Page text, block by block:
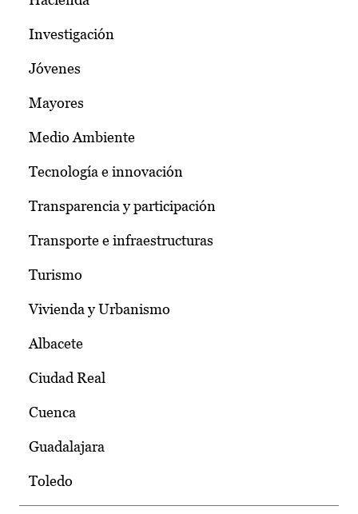
Investigación
Jóvenes
Mayores
Medio Ambiente
Tecnología e innovación
Transparencia y participación
Transporte e infraestructuras
Turismo
Vivienda y Urbanismo
Albacete
Ciudad Real
Cuenca
Guadalajara
Toledo